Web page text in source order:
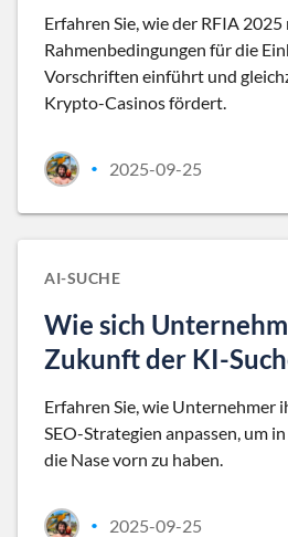
Erfahren Sie, wie der RFIA 2025
Rahmenbedingungen für die
Vorschriften einführt und
Krypto-Casinos fördert.
• 2025-09-25
AI-SUCHE
Wie sich
Zukunft der KI-
Erfahren Sie, wie Unternehmer
SEO-Strategien anpassen, um
die Nase vorn zu haben.
• 2025-09-25